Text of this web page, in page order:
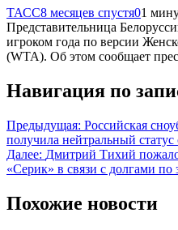
ТАСС8 месяцев спустя01
Представительница
игроком года по версии
(WTA). Об этом сообщает
Навигация по
Предыдущая: Российская
получила нейтральный статус
Далее: Дмитрий Тихий
«Серик» в связи с долгами по
Похожие новости